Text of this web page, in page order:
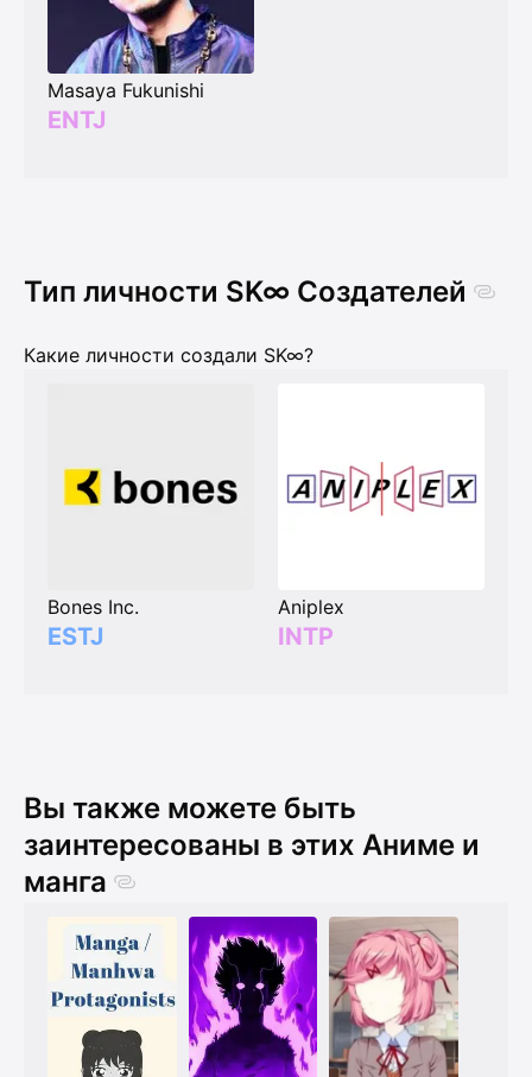
Masaya Fukunishi
ENTJ
Тип личности SK∞ Создателей
Какие личности создали SK∞?
Bones Inc.
ESTJ
Aniplex
INTP
Вы также можете быть
заинтересованы в этих Аниме и
манга